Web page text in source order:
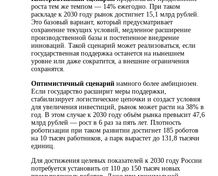
роста тем же темпом — 14% ежегодно. При таком
раскладе к 2030 году рынок достигнет 15,1 млрд рублей.
Это базовый вариант, который предусматривает
сохранение текущих условий, медленное расширение
производственной базы и постепенное внедрение
инноваций. Такой сценарий может реализоваться, если
государственная поддержка останется на нынешнем
уровне или даже сократится, а внешние ограничения
сохранятся.
Оптимистичный сценарий намного более амбициозен.
Если государство расширит меры поддержки,
стабилизирует логистические цепочки и создаст условия
для увеличения инвестиций, рынок может расти на 38% в
год. В этом случае к 2030 году объём рынка превысит 47,6
млрд рублей — рост в 6 раз за пять лет. Плотность
роботизации при таком развитии достигнет 185 роботов
на 10 тысяч работников, а парк вырастет до 131,8 тысячи
единиц.
Для достижения целевых показателей к 2030 году России
потребуется установить от 110 до 150 тысяч новых